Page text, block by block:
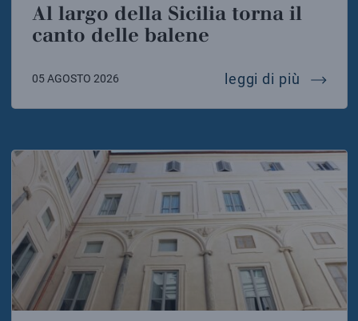
Al largo della Sicilia torna il
canto delle balene
05 AGOSTO 2026 leggi di più al